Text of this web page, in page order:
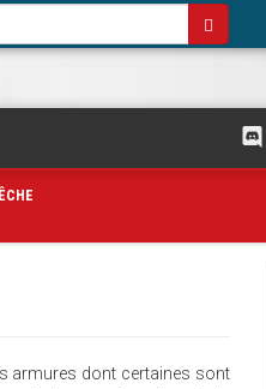
armures dont certaines sont